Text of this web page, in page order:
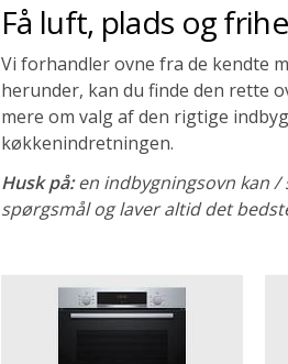
Få luft, plads og
Vi forhandler ovne fra de kendte
herunder, kan du finde den rette
mere om valg af den rigtige
køkkenindretningen.
Husk på:en indbygningsovn kan /
spørgsmål og laver altid det